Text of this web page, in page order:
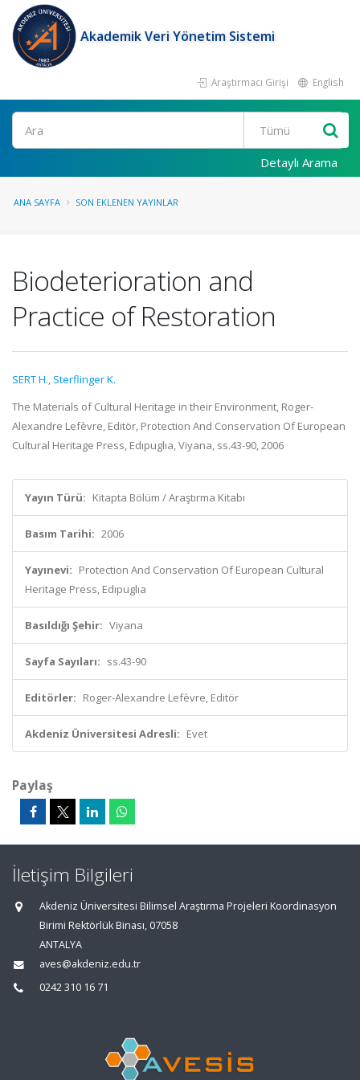
Akademik Veri Yönetim Sistemi
Araştırmacı Girişi English
Ara
Detaylı Arama
ANA SAYFA SON EKLENEN YAYINLAR
Biodeterioration and
Practice of Restoration
SERT H., Sterflinger K.
The Materials of Cultural Heritage in their Environment, Roger-
Alexandre Lefèvre, Editör, Protection And Conservation Of European
Cultural Heritage Press, Edıpuglıa, Viyana, ss.43-90, 2006
Yayın Türü: Kitapta Bölüm / Araştırma Kitabı
Basım Tarihi: 2006
Yayınevi: Protection And Conservation Of European Cultural
Heritage Press, Edıpuglıa
Basıldığı Şehir: Viyana
Sayfa Sayıları: ss.43-90
Editörler: Roger-Alexandre Lefèvre, Editör
Akdeniz Üniversitesi Adresli: Evet
Paylaş
İletişim Bilgileri
Akdeniz Üniversitesi Bilimsel Araştırma Projeleri Koordinasyon
Birimi Rektörlük Binası, 07058
ANTALYA
aves@akdeniz.edu.tr
0242 310 16 71